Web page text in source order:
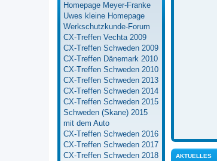
AKTUELLES
Homepage Meyer-Franke
Uwes kleine Homepage
Werkschutzkunde-Forum
CX-Treffen Vechta 2009
CX-Treffen Schweden 2009
CX-Treffen Dänemark 2010
CX-Treffen Schweden 2010
CX-Treffen Schweden 2013
CX-Treffen Schweden 2014
CX-Treffen Schweden 2015
Schweden (Skane) 2015
mit dem Auto
CX-Treffen Schweden 2016
CX-Treffen Schweden 2017
CX-Treffen Schweden 2018